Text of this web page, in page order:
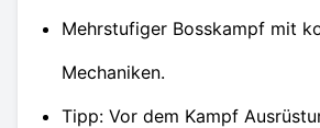
Mehrstufiger Bosskampf mit
Mechaniken.
Tipp: Vor dem Kampf